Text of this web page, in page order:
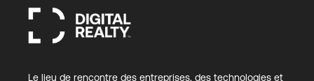
Le lieu de rencontre des entreprises, des technologies et